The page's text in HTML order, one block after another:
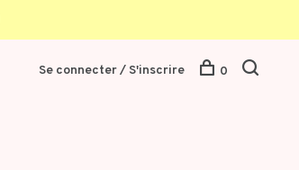
Se connecter / S'inscrire 0